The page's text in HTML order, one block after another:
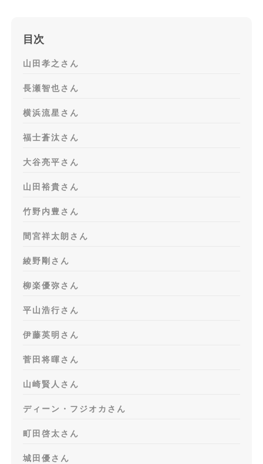
目次
山田孝之さん
長瀬智也さん
横浜流星さん
福士蒼汰さん
大谷亮平さん
山田裕貴さん
竹野内豊さん
間宮祥太朗さん
綾野剛さん
柳楽優弥さん
平山浩行さん
伊藤英明さん
菅田将暉さん
山崎賢人さん
ディーン・フジオカさん
町田啓太さん
城田優さん